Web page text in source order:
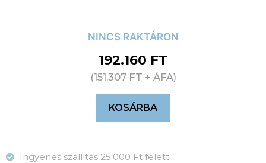
NINCS RAKTÁRON
192.160 FT
(151.307 FT + ÁFA)
KOSÁRBA
Ingyenes szállítás 25.000 Ft felett